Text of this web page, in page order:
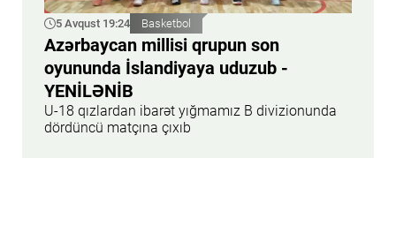
5 Avqust 19:24 Basketbol
Azərbaycan millisi qrupun son
oyununda İslandiyaya uduzub -
YENİLƏNİB
U-18 qızlardan ibarət yığmamız B divizionunda
dördüncü matçına çıxıb